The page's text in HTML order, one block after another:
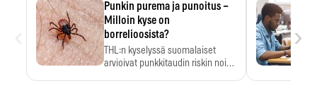
Punkin purema ja punoitus –
Milloin kyse on
borrelioosista?
THL:n kyselyssä suomalaiset
arvioivat punkkitaudin riskin noin
›